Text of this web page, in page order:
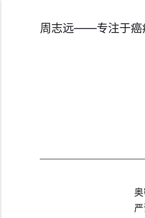
周志远——专注于癌